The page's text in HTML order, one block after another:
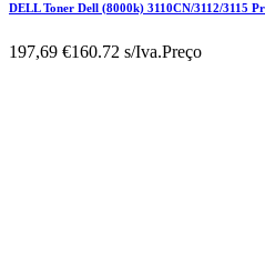
DELL Toner Dell (8000k) 3110CN/3112/3115
197,69 €160.72 s/Iva.Preço